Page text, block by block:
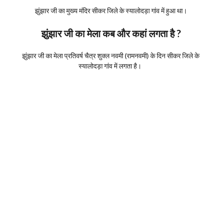
झुंझार जी का मुख्य मंदिर सीकर जिले के स्यालोदड़ा गांव में हुआ था।
झुंझार जी का मेला कब और कहां लगता है ?
झुंझार जी का मेला प्रतिवर्ष चैत्र शुक्ल नवमी (रामनवमी) के दिन सीकर जिले के
स्यालोदड़ा गांव में लगता है।